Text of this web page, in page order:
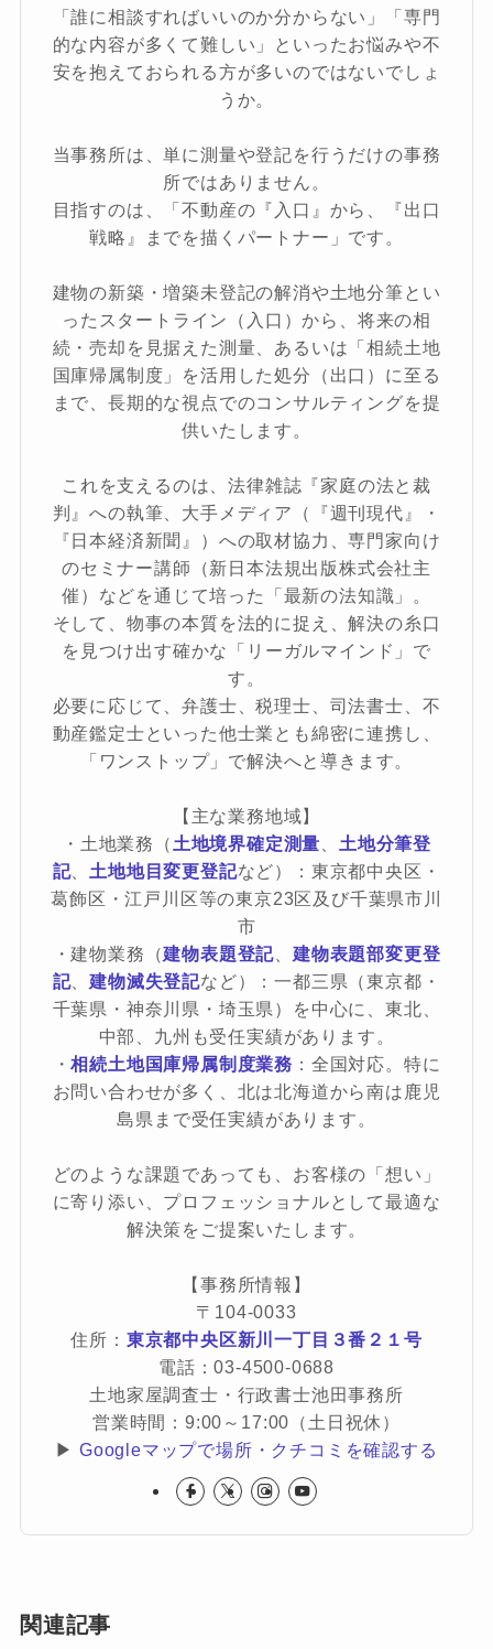
「誰に相談すればいいのか分からない」「専門
的な内容が多くて難しい」といったお悩みや不
安を抱えておられる方が多いのではないでしょ
うか。
当事務所は、単に測量や登記を行うだけの事務
所ではありません。
目指すのは、「不動産の『入口』から、『出口
戦略』までを描くパートナー」です。
建物の新築・増築未登記の解消や土地分筆とい
ったスタートライン（入口）から、将来の相
続・売却を見据えた測量、あるいは「相続土地
国庫帰属制度」を活用した処分（出口）に至る
まで、長期的な視点でのコンサルティングを提
供いたします。
これを支えるのは、法律雑誌『家庭の法と裁
判』への執筆、大手メディア（『週刊現代』・
『日本経済新聞』）への取材協力、専門家向け
のセミナー講師（新日本法規出版株式会社主
催）などを通じて培った「最新の法知識」。
そして、物事の本質を法的に捉え、解決の糸口
を見つけ出す確かな「リーガルマインド」で
す。
必要に応じて、弁護士、税理士、司法書士、不
動産鑑定士といった他士業とも綿密に連携し、
「ワンストップ」で解決へと導きます。
【主な業務地域】
・土地業務（ 土地境界確定測量
土地分筆登
記、 土地地目変更登記など）：東京都中央区・
葛飾区・江戸川区等の東京23区及び千葉県市川
市
・建物業務（建物表題登記 、建物表題部変更登
記、建物滅失登記など）：一都三県（東京都・
千葉県・神奈川県・埼玉県）を中心に、東北、
中部、九州も受任実績があります。
・相続土地国庫帰属制度業務 ：全国対応。特に
お問い合わせが多く、北は北海道から南は鹿児
島県まで受任実績があります。
どのような課題であっても、お客様の「想い」
に寄り添い、プロフェッショナルとして最適な
解決策をご提案いたします。
【事務所情報】
〒104-0033
住所： 東京都中央区新川一丁目３番２１号
電話：03-4500-0688
土地家屋調査士・行政書士池田事務所
営業時間：9:00～17:00（土日祝休）
▶ Googleマップで場所・クチコミを確認する
関連記事